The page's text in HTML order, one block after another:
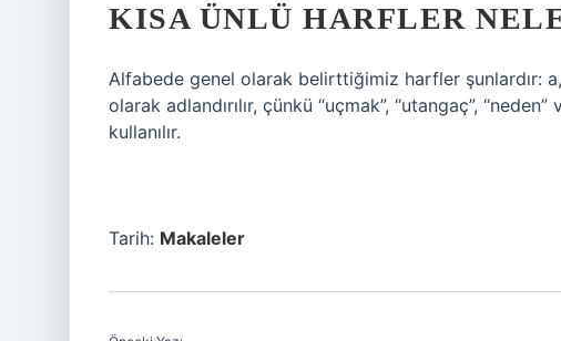
KISA ÜNLÜ HARFLER
Alfabede genel olarak belirttiğimiz harfler şunlardır:
olarak adlandırılır, çünkü “uçmak”, “utangaç”,
kullanılır.
Tarih: Makaleler